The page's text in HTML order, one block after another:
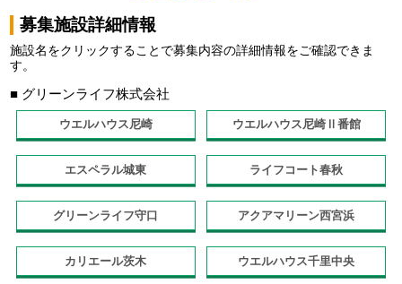
募集施設詳細情報
施設名をクリックすることで募集内容の詳細情報をご確認できま
す。
■ グリーンライフ株式会社
ウエルハウス尼崎 ウエルハウス尼崎Ⅱ番館
エスペラル城東 ライフコート春秋
グリーンライフ守口 アクアマリーン西宮浜
カリエール茨木 ウエルハウス千里中央